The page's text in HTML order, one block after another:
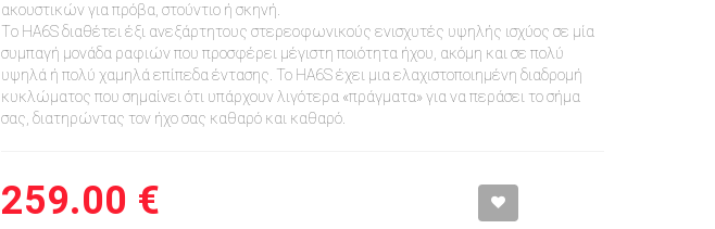
ακουστικών για πρόβα, στούντιο ή σκηνή.
Tο HA6S διαθέτει έξι ανεξάρτητους στερεοφωνικούς ενισχυτές υψηλής ισχύος σε μία
συμπαγή μονάδα ραφιών που προσφέρει μέγιστη ποιότητα ήχου, ακόμη και σε πολύ
υψηλά ή πολύ χαμηλά επίπεδα έντασης. Το HA6S έχει μια ελαχιστοποιημένη διαδρομή
κυκλώματος που σημαίνει ότι υπάρχουν λιγότερα «πράγματα» για να περάσει το σήμα
σας, διατηρώντας τον ήχο σας καθαρό και καθαρό.
259.00 €